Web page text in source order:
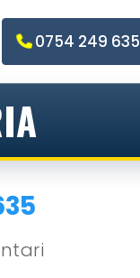
0754 249 635